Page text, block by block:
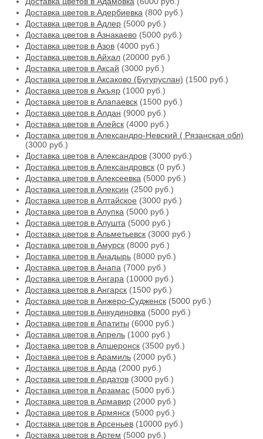
Доставка цветов в Адербиевка (800 руб.)
Доставка цветов в Адлер (5000 руб.)
Доставка цветов в Азнакаево (5000 руб.)
Доставка цветов в Азов (4000 руб.)
Доставка цветов в Айхал (20000 руб.)
Доставка цветов в Аксай (3000 руб.)
Доставка цветов в Аксаково (Бугуруслан) (1500 руб.)
Доставка цветов в Акъяр (1000 руб.)
Доставка цветов в Алапаевск (1500 руб.)
Доставка цветов в Алдан (9000 руб.)
Доставка цветов в Алейск (4000 руб.)
Доставка цветов в Александро-Невский ( Рязанская обл)
(3000 руб.)
Доставка цветов в Александров (3000 руб.)
Доставка цветов в Александровск (0 руб.)
Доставка цветов в Алексеевка (5000 руб.)
Доставка цветов в Алексин (2500 руб.)
Доставка цветов в Алтайское (3000 руб.)
Доставка цветов в Алупка (5000 руб.)
Доставка цветов в Алушта (5000 руб.)
Доставка цветов в Альметьевск (3000 руб.)
Доставка цветов в Амурск (8000 руб.)
Доставка цветов в Анадырь (8000 руб.)
Доставка цветов в Анапа (7000 руб.)
Доставка цветов в Ангара (10000 руб.)
Доставка цветов в Ангарск (1500 руб.)
Доставка цветов в Анжеро-Судженск (5000 руб.)
Доставка цветов в Анкудиновка (5000 руб.)
Доставка цветов в Апатиты (6000 руб.)
Доставка цветов в Апрель (1000 руб.)
Доставка цветов в Апшеронск (3500 руб.)
Доставка цветов в Арамиль (2000 руб.)
Доставка цветов в Арда (2000 руб.)
Доставка цветов в Ардатов (3000 руб.)
Доставка цветов в Арзамас (5000 руб.)
Доставка цветов в Армавир (2000 руб.)
Доставка цветов в Армянск (5000 руб.)
Доставка цветов в Арсеньев (10000 руб.)
Доставка цветов в Артем (5000 руб.)